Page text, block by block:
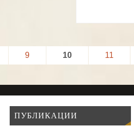
9 10 11
ПУБЛИКАЦИИ